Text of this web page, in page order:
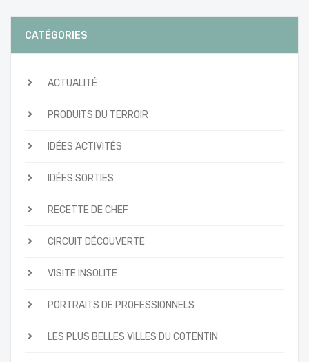
CATÉGORIES
ACTUALITÉ
PRODUITS DU TERROIR
IDÉES ACTIVITÉS
IDÉES SORTIES
RECETTE DE CHEF
CIRCUIT DÉCOUVERTE
VISITE INSOLITE
PORTRAITS DE PROFESSIONNELS
LES PLUS BELLES VILLES DU COTENTIN